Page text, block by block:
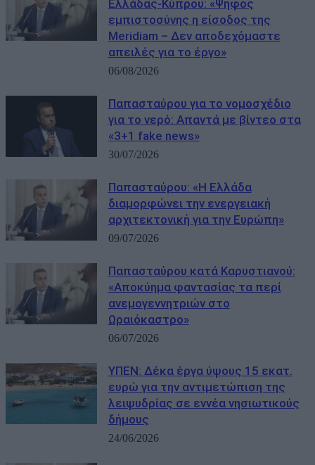
Ελλάδας-Κύπρου: «Ψήφος
εμπιστοσύνης η είσοδος της
Meridiam – Δεν αποδεχόμαστε
απειλές για το έργο»
06/08/2026
Παπασταύρου για το νομοσχέδιο
για το νερό: Απαντά με βίντεο στα
«3+1 fake news»
30/07/2026
Παπασταύρου: «Η Ελλάδα
διαμορφώνει την ενεργειακή
αρχιτεκτονική για την Ευρώπη»
09/07/2026
Παπασταύρου κατά Καρυστιανού:
«Αποκύημα φαντασίας τα περί
ανεμογεννητριών στο
Ωραιόκαστρο»
06/07/2026
ΥΠΕΝ: Δέκα έργα ύψους 15 εκατ.
ευρώ για την αντιμετώπιση της
λειψυδρίας σε εννέα νησιωτικούς
δήμους
24/06/2026